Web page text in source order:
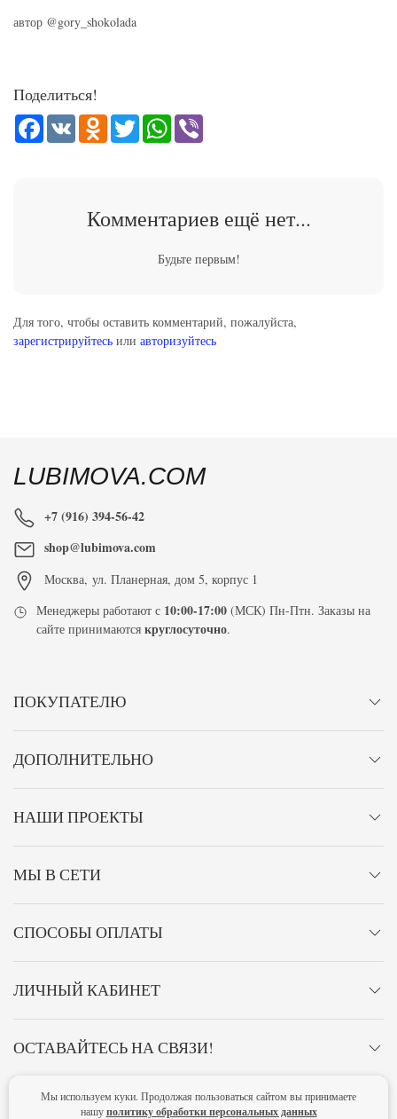
автор @gory_shokolada
Поделиться!
Facebook
VK Odnoklassniki
TwitterWhatsApp
Комментариев ещё нет...
Будьте первым!
Для того, чтобы оставить комментарий, пожалуйста,
зарегистрируйтесь или авторизуйтесь
LUBIMOVA.COM
+7 (916) 394-56-42
shop@lubimova.com
Москва, ул. Планерная, дом 5, корпус 1
Менеджеры работают с 10:00-17:00 (МСК) Пн-Птн. Заказы на
сайте принимаютсякруглосуточно.
ПОКУПАТЕЛЮ
ДОПОЛНИТЕЛЬНО
НАШИ ПРОЕКТЫ
МЫ В СЕТИ
СПОСОБЫ ОПЛАТЫ
ЛИЧНЫЙ КАБИНЕТ
ОСТАВАЙТЕСЬ НА СВЯЗИ!
Главная Политика конфиденциальности Оферта Новости
Мы используем куки. Продолжая пользоваться сайтом вы принимаете
нашуполитику обработки персональных данных